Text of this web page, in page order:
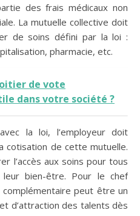
des frais médicaux non
La mutuelle collective doit
de soins défini par la loi :
pharmacie, etc.
de vote
dans votre société ?
la loi, l’employeur doit
cotisation de cette mutuelle.
l’accès aux soins pour tous
bien-être. Pour le chef
peut être un
d’attraction des talents dès